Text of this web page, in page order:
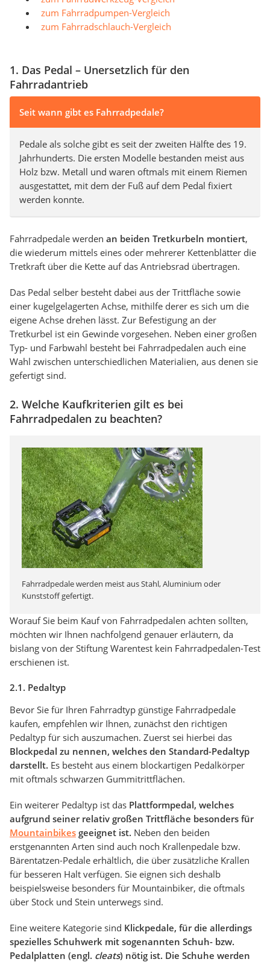
zum Fahrradpumpen-Vergleich
zum Fahrradschlauch-Vergleich
1. Das Pedal – Unersetzlich für den
Fahrradantrieb
Seit wann gibt es Fahrradpedale?
Pedale als solche gibt es seit der zweiten Hälfte des 19.
Jahrhunderts. Die ersten Modelle bestanden meist aus
Holz bzw. Metall und waren oftmals mit einem Riemen
ausgestattet, mit dem der Fuß auf dem Pedal fixiert
werden konnte.
Fahrradpedale werden an beiden Tretkurbeln montiert,
die wiederum mittels eines oder mehrerer Kettenblätter die
Tretkraft über die Kette auf das Antriebsrad übertragen.
Das Pedal selber besteht dabei aus der Trittfläche sowie
einer kugelgelagerten Achse, mithilfe derer es sich um die
eigene Achse drehen lässt. Zur Befestigung an der
Tretkurbel ist ein Gewinde vorgesehen. Neben einer großen
Typ- und Farbwahl besteht bei Fahrradpedalen auch eine
Wahl zwischen unterschiedlichen Materialien, aus denen sie
gefertigt sind.
2. Welche Kaufkriterien gilt es bei
Fahrradpedalen zu beachten?
Fahrradpedale werden meist aus Stahl, Aluminium oder
Kunststoff gefertigt.
Worauf Sie beim Kauf von Fahrradpedalen achten sollten,
möchten wir Ihnen nachfolgend genauer erläutern, da
bislang von der Stiftung Warentest kein Fahrradpedalen-Test
erschienen ist.
2.1. Pedaltyp
Bevor Sie für Ihren Fahrradtyp günstige Fahrradpedale
kaufen, empfehlen wir Ihnen, zunächst den richtigen
Pedaltyp für sich auszumachen. Zuerst sei hierbei das
Blockpedal zu nennen, welches den Standard-Pedaltyp
darstellt. Es besteht aus einem blockartigen Pedalkörper
mit oftmals schwarzen Gummitrittflächen.
Ein weiterer Pedaltyp ist das Plattformpedal, welches
aufgrund seiner relativ großen Trittfläche besonders für
Mountainbikes geeignet ist. Neben den beiden
erstgenannten Arten sind auch noch Krallenpedale bzw.
Bärentatzen-Pedale erhältlich, die über zusätzliche Krallen
für besseren Halt verfügen. Sie eignen sich deshalb
beispielsweise besonders für Mountainbiker, die oftmals
über Stock und Stein unterwegs sind.
Eine weitere Kategorie sind Klickpedale, für die allerdings
spezielles Schuhwerk mit sogenannten Schuh- bzw.
Pedalplatten (engl. cleats) nötig ist. Die Schuhe werden